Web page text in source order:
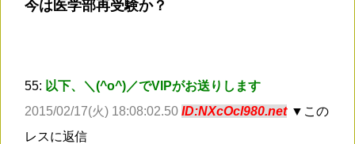
今は医学部再受験か？
55: 以下、＼(^o^)／でVIPがお送りします
2015/02/17(火) 18:08:02.50 ID:NXcOcl980.net ▼この
レスに返信